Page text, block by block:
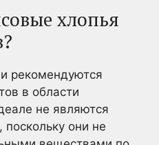
хлопья
рекомендуются
в области
не являются
они не